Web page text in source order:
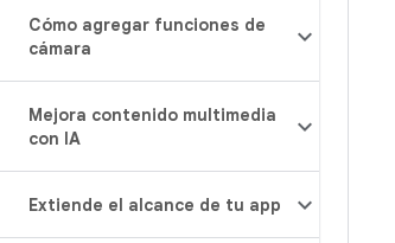
Cómo agregar funciones de
cámara
Mejora contenido multimedia
con IA
Extiende el alcance de tu app